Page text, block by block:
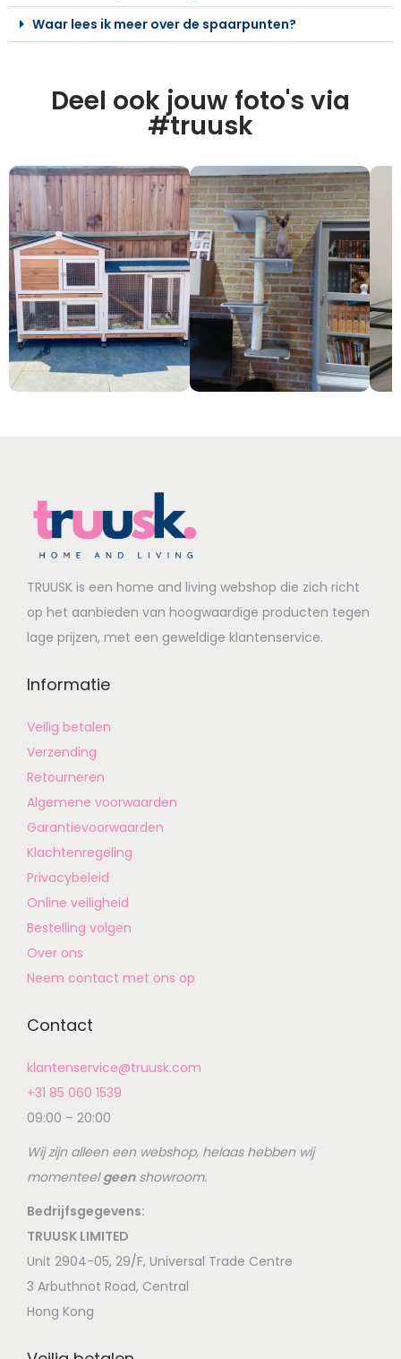
Waar lees ik meer over de spaarpunten?
Deel ook jouw foto's via
#truusk
TRUUSK is een home and living webshop die zich richt
op het aanbieden van hoogwaardige producten tegen
lage prijzen, met een geweldige klantenservice.
Informatie
Veilig betalen
Verzending
Retourneren
Algemene voorwaarden
Garantievoorwaarden
Klachtenregeling
Privacybeleid
Online veiligheid
Bestelling volgen
Over ons
Neem contact met ons op
Contact
klantenservice@truusk.com
+31 85 060 1539
09:00 – 20:00
Wij zijn alleen een webshop, helaas hebben wij
momenteelgeenshowroom.
Bedrijfsgegevens:
TRUUSK LIMITED
Unit 2904-05, 29/F, Universal Trade Centre
3 Arbuthnot Road, Central
Hong Kong